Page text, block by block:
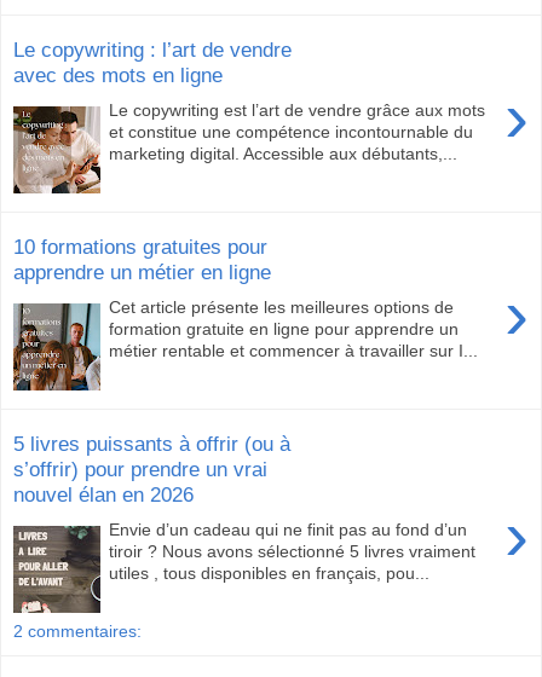
Le copywriting : l’art de vendre
avec des mots en ligne
›
Le copywriting est l’art de vendre grâce aux mots
et constitue une compétence incontournable du
marketing digital. Accessible aux débutants,...
10 formations gratuites pour
apprendre un métier en ligne
›
Cet article présente les meilleures options de
formation gratuite en ligne pour apprendre un
métier rentable et commencer à travailler sur I...
5 livres puissants à offrir (ou à
s’offrir) pour prendre un vrai
nouvel élan en 2026
›
Envie d’un cadeau qui ne finit pas au fond d’un
tiroir ? Nous avons sélectionné 5 livres vraiment
utiles , tous disponibles en français, pou...
2 commentaires: